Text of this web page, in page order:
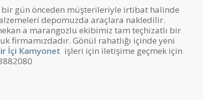
bir gün önceden müşterileriyle irtibat halinde
depomuzda araçlara nakledilir.
a marangozlu ekibimiz tam teçhizatlı bir
firmamızdadır. Gönül rahatlığı içinde yeni
İçi Kamyonet işleri için iletişime geçmek için